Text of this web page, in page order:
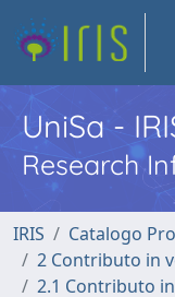
UniSa -
Research
IRIS
Catalogo
2 Contributo in
2.1 Contributo